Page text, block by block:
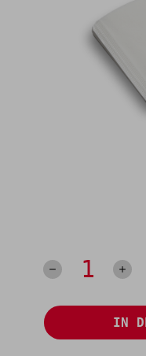
Anzahl
IN